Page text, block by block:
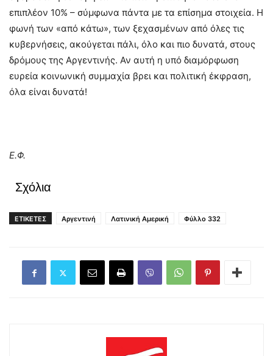
επιπλέον 10% – σύμφωνα πάντα με τα επίσημα στοιχεία. Η
φωνή των «από κάτω», των ξεχασμένων από όλες τις
κυβερνήσεις, ακούγεται πάλι, όλο και πιο δυνατά, στους
δρόμους της Αργεντινής. Αν αυτή η υπό διαμόρφωση
ευρεία κοινωνική συμμαχία βρει και πολιτική έκφραση,
όλα είναι δυνατά!
Ε.Φ.
Σχόλια
ΕΤΙΚΕΤΕΣ Αργεντινή Λατινική Αμερική Φύλλο 332